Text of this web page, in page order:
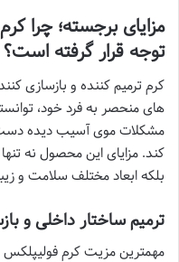
توجه قرار گرفته است؟
های منحصر به فرد خود،
مشکلات موی آسیب دیده
کند. مزایای این محصول نه
بلکه ابعاد مختلف سلامت و
ترمیم ساختار داخلی و